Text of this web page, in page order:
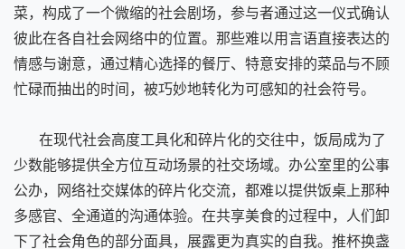
菜，构成了一个微缩的社会剧场，参与者通过这一仪式确认
彼此在各自社会网络中的位置。那些难以用言语直接表达的
情感与谢意，通过精心选择的餐厅、特意安排的菜品与不顾
忙碌而抽出的时间，被巧妙地转化为可感知的社会符号。
在现代社会高度工具化和碎片化的交往中，饭局成为了
少数能够提供全方位互动场景的社交场域。办公室里的公事
公办，网络社交媒体的碎片化交流，都难以提供饭桌上那种
多感官、全通道的沟通体验。在共享美食的过程中，人们卸
下了社会角色的部分面具，展露更为真实的自我。推杯换盏